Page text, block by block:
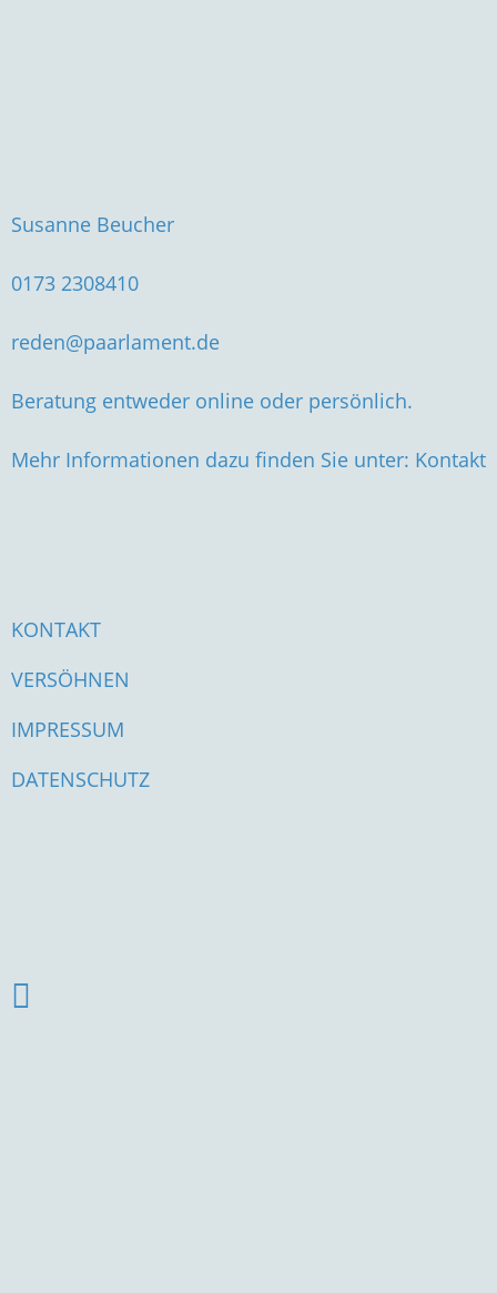
Susanne Beucher
0173 2308410
reden@paarlament.de
Beratung entweder online oder persönlich.
Mehr Informationen dazu finden Sie unter: Kontakt
KONTAKT
VERSÖHNEN
IMPRESSUM
DATENSCHUTZ